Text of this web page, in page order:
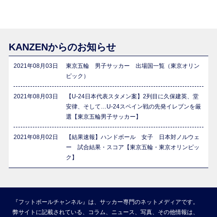
KANZENからのお知らせ
2021年08月03日
東京五輪 男子サッカー 出場国一覧（東京オリン
ピック）
2021年08月03日
【U-24日本代表スタメン案】2列目に久保建英、堂
安律、そして…U-24スペイン戦の先発イレブンを厳
選【東京五輪男子サッカー】
2021年08月02日
【結果速報】ハンドボール 女子 日本対ノルウェ
ー 試合結果・スコア【東京五輪・東京オリンピッ
ク】
『フットボールチャンネル』は、サッカー専門のネットメディアです。
弊サイトに記載されている、コラム、ニュース、写真、その他情報は、